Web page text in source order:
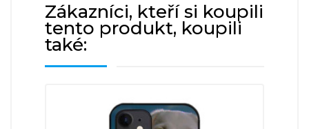
Zákazníci, kteří si koupili
tento produkt, koupili
také: